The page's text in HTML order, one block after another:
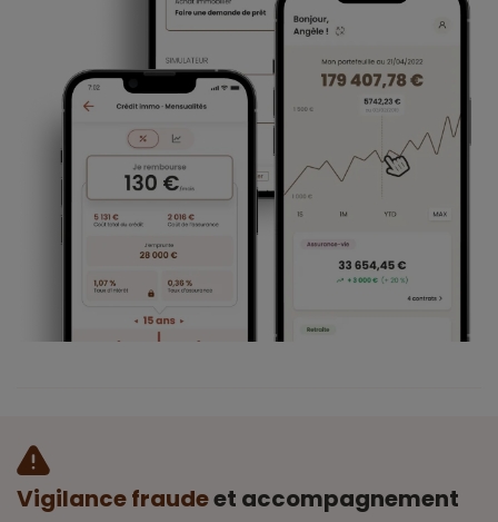
Vigilance fraudeet accompagnement